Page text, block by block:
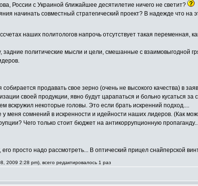
России с Украиной ближайшее десятилетие ничего не светит?
начинать совместный стратегический проект? В надежде что
наших политологов напрочь отсутствует такая переменная,
политические мысли и цели, смешанные с взаимовыгодной
собирается продавать свое зерно (очень не высокого качества) в
своей продукции, явно будут царапаться и больно кусаться за
вскружил некоторые головы. Это если брать искренний подход....
меня сомнений в искренности и идейности наших лидеров. (Как
Чего только стоит бюджет на антикоррупционную
его просто надо рассмотреть... В оптический прицел снайперской
2009 2:28 pm), всего редактировалось 1 раз